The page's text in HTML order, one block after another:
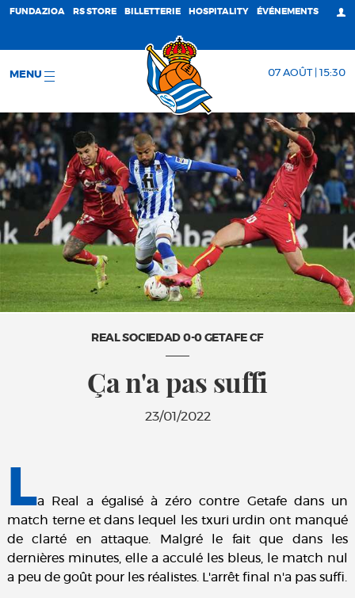
FUNDAZIOA RS STORE BILLETTERIE HOSPITALITY ÉVÉNEMENTS
MENU 07 AOÛT | 15:30
REAL SOCIEDAD 0-0 GETAFE CF
Ça n'a pas suffi
23/01/2022
La Real a égalisé à zéro contre Getafe dans un
match terne et dans lequel les txuri urdin ont manqué
de clarté en attaque. Malgré le fait que dans les
dernières minutes, elle a acculé les bleus, le match nul
a peu de goût pour les réalistes. L'arrêt final n'a pas suffi.